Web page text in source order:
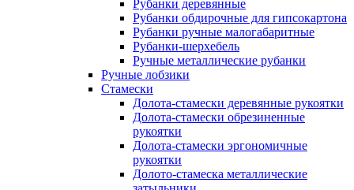
Рубанки деревянные
Рубанки обдирочные для гипсокартона
Рубанки ручные малогабаритные
Рубанки-шерхебель
Ручные металлические рубанки
Ручные лобзики
Стамески
Долота-стамески деревянные рукоятки
Долота-стамески обрезиненные
рукоятки
Долота-стамески эргономичные
рукоятки
Долото-стамеска металлические